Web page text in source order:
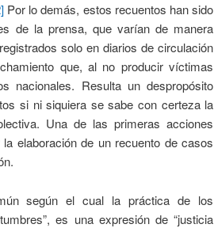
Por lo demás, estos recuentos han sido
de la prensa, que varían de manera
solo en diarios de circulación
que, al no producir víctimas
nacionales. Resulta un despropósito
si ni siquiera se sabe con certeza la
Una de las primeras acciones
elaboración de un recuento de casos
según el cual la práctica de los
es una expresión de “justicia